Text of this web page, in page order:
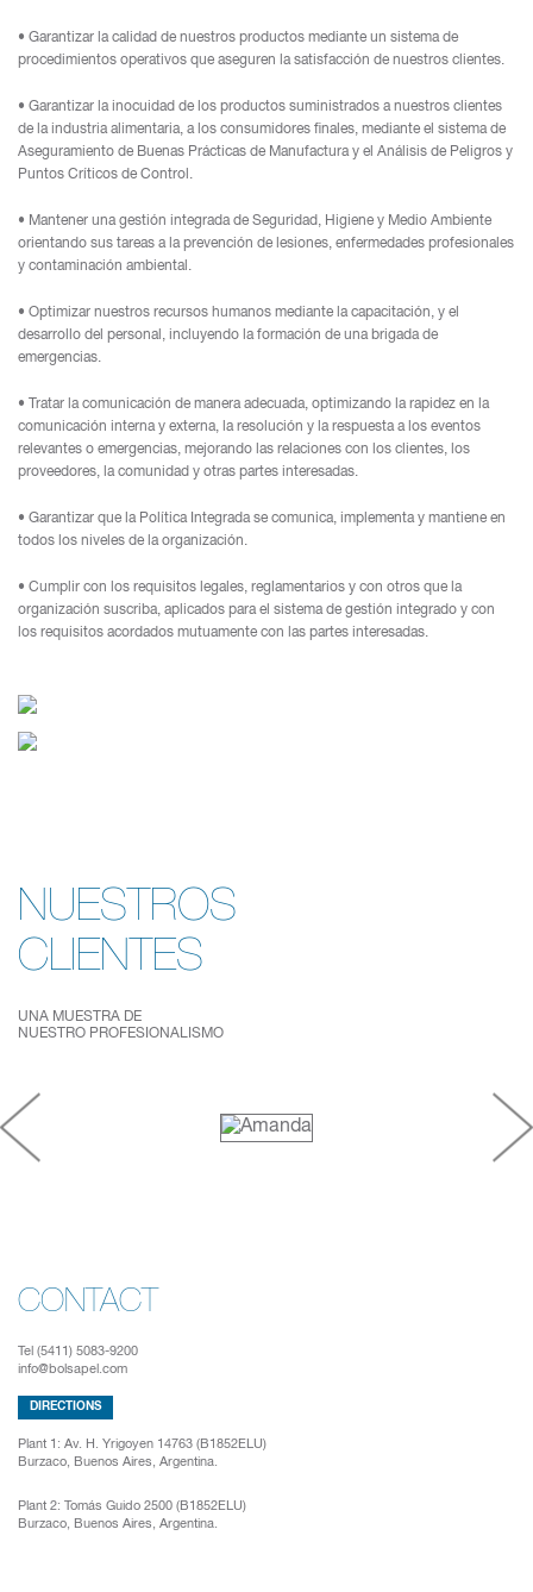
• Garantizar la calidad de nuestros productos mediante un sistema de
procedimientos operativos que aseguren la satisfacción de nuestros clientes.
• Garantizar la inocuidad de los productos suministrados a nuestros clientes
de la industria alimentaria, a los consumidores finales, mediante el sistema de
Aseguramiento de Buenas Prácticas de Manufactura y el Análisis de Peligros y
Puntos Críticos de Control.
• Mantener una gestión integrada de Seguridad, Higiene y Medio Ambiente
orientando sus tareas a la prevención de lesiones, enfermedades profesionales
y contaminación ambiental.
• Optimizar nuestros recursos humanos mediante la capacitación, y el
desarrollo del personal, incluyendo la formación de una brigada de
emergencias.
• Tratar la comunicación de manera adecuada, optimizando la rapidez en la
comunicación interna y externa, la resolución y la respuesta a los eventos
relevantes o emergencias, mejorando las relaciones con los clientes, los
proveedores, la comunidad y otras partes interesadas.
• Garantizar que la Política Integrada se comunica, implementa y mantiene en
todos los niveles de la organización.
• Cumplir con los requisitos legales, reglamentarios y con otros que la
organización suscriba, aplicados para el sistema de gestión integrado y con
los requisitos acordados mutuamente con las partes interesadas.
NUESTROS
CLIENTES
UNA MUESTRA DE
NUESTRO PROFESIONALISMO
CONTACT
Tel (5411) 5083-9200
info@bolsapel.com
DIRECTIONS
Plant 1: Av. H. Yrigoyen 14763 (B1852ELU)
Burzaco, Buenos Aires, Argentina.
Plant 2:
Tomás Guido 2500 (B1852ELU)
Burzaco, Buenos Aires, Argentina.